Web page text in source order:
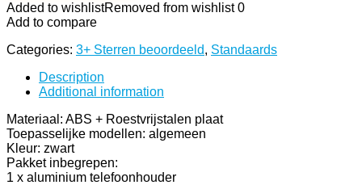
Added to wishlistRemoved from wishlist 0
Add to compare
Categories: 3+ Sterren beoordeeld, Standaards
Description
Additional information
Materiaal: ABS + Roestvrijstalen plaat
Toepasselijke modellen: algemeen
Kleur: zwart
Pakket inbegrepen:
1 x aluminium telefoonhouder